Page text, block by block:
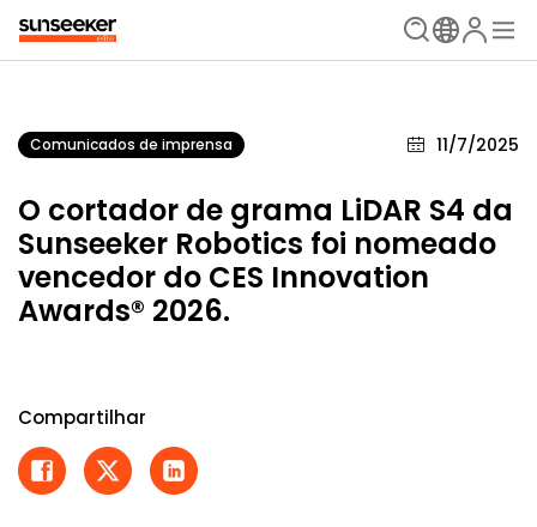
Comunicados de imprensa 11/7/2025
O cortador de grama LiDAR S4 da
Sunseeker Robotics foi nomeado
vencedor do CES Innovation
Awards® 2026.
Compartilhar